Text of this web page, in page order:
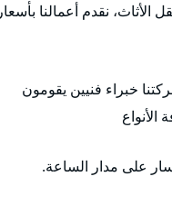
نقدم أعمالنا بأسعار
تقدم شركتنا خبراء فنيين يقومون
على مدار الساعة.